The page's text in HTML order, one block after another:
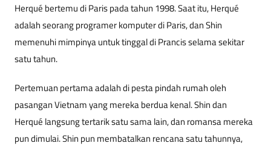
Herqué bertemu di Paris pada tahun 1998. Saat itu, Herqué
adalah seorang programer komputer di Paris, dan Shin
memenuhi mimpinya untuk tinggal di Prancis selama sekitar
satu tahun.
Pertemuan pertama adalah di pesta pindah rumah oleh
pasangan Vietnam yang mereka berdua kenal. Shin dan
Herqué langsung tertarik satu sama lain, dan romansa mereka
pun dimulai. Shin pun membatalkan rencana satu tahunnya,